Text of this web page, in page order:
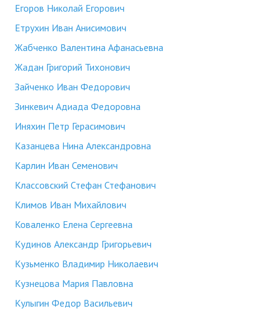
Егоров Николай Егорович
Етрухин Иван Анисимович
Жабченко Валентина Афанасьевна
Жадан Григорий Тихонович
Зайченко Иван Федорович
Зинкевич Адиада Федоровна
Иняхин Петр Герасимович
Казанцева Нина Александровна
Карлин Иван Семенович
Классовский Стефан Стефанович
Климов Иван Михайлович
Коваленко Елена Сергеевна
Кудинов Александр Григорьевич
Кузьменко Владимир Николаевич
Кузнецова Мария Павловна
Кулыгин Федор Васильевич